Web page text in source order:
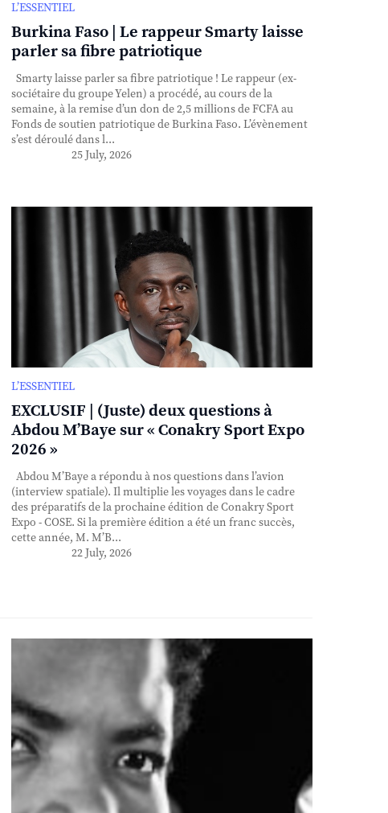
L’ESSENTIEL
Burkina Faso | Le rappeur Smarty laisse
parler sa fibre patriotique
Smarty laisse parler sa fibre patriotique ! Le rappeur (ex-
sociétaire du groupe Yelen) a procédé, au cours de la
semaine, à la remise d’un don de 2,5 millions de FCFA au
Fonds de soutien patriotique de Burkina Faso. L’évènement
s’est déroulé dans l...
25 July, 2026
L’ESSENTIEL
EXCLUSIF | (Juste) deux questions à
Abdou M’Baye sur « Conakry Sport Expo
2026 »
Abdou M’Baye a répondu à nos questions dans l’avion
(interview spatiale). Il multiplie les voyages dans le cadre
des préparatifs de la prochaine édition de Conakry Sport
Expo - COSE. Si la première édition a été un franc succès,
cette année, M. M’B...
22 July, 2026